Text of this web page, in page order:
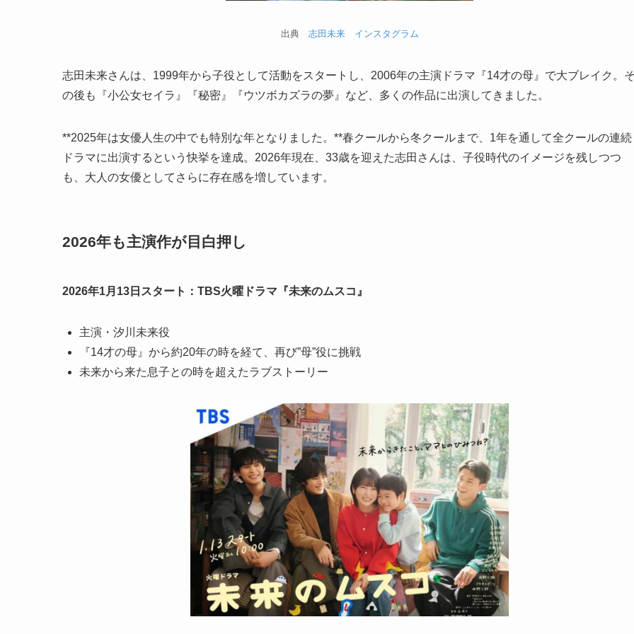
出典 志田未来 インスタグラム
志田未来さんは、1999年から子役として活動をスタートし、2006年の主演ドラマ『14才の母』で大ブレイク。
の後も『小公女セイラ』『秘密』『ウツボカズラの夢』など、多くの作品に出演してきました。
**2025年は女優人生の中でも特別な年となりました。**春クールから冬クールまで、1年を通して全クールの連続
ドラマに出演するという快挙を達成。2026年現在、33歳を迎えた志田さんは、子役時代のイメージを残しつつ
も、大人の女優としてさらに存在感を増しています。
2026年も主演作が目白押し
2026年1月13日スタート：TBS火曜ドラマ『未来のムスコ』
主演・汐川未来役
『14才の母』から約20年の時を経て、再び”母”役に挑戦
未来から来た息子との時を超えたラブストーリー